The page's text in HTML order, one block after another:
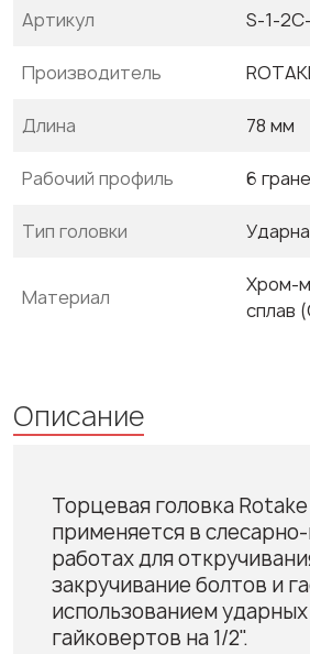
Артикул S-1-
Производитель
Длина 78 мм
Рабочий профиль 6
Тип головки
Материал
Хром-
сплав
Описание
Торцевая головка Rotake
применяется в
работах для
закручивание болтов и
использованием ударных
гайковертов на 1/2".